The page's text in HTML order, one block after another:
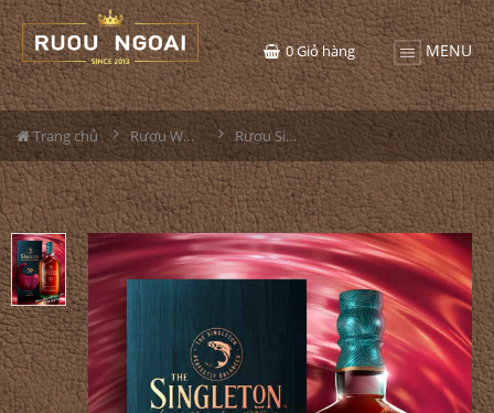
MENU
0Giỏ hàng
Trang chủ Rượu Whisky Rượu Singleton 39YO